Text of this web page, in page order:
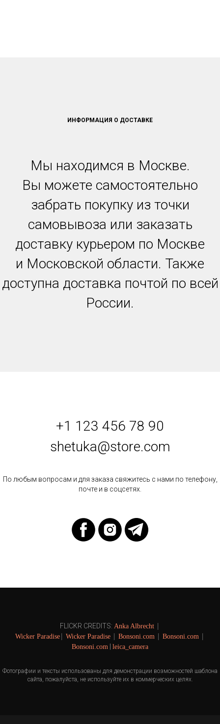
ИНФОРМАЦИЯ О ДОСТАВКЕ
Мы находимся в Москве.
Вы можете самостоятельно
забрать покупку из точки
самовывоза или заказать
доставку курьером по Москве
и Московской области. Также
доступна доставка почтой по всей
России.
+1 123 456 78 90
shetuka@store.com
По любым вопросам и для заказа свяжитесь с нами по телефону,
почте и в соцсетях.
FLICKR CREDITS: Anka Albrecht |
Wicker Paradise | Wicker Paradise | Bonsoni.com | Bonsoni.com |
Bonsoni.com leica_camera
Фотографии и тексты использованы для демонстрации возможностей шаблона
сайта, пожалуйста, не используйте их в коммерческих целях.